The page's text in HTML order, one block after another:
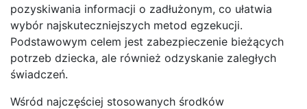
pozyskiwania informacji o zadłużonym, co ułatwia
wybór najskuteczniejszych metod egzekucji.
Podstawowym celem jest zabezpieczenie bieżących
potrzeb dziecka, ale również odzyskanie zaległych
świadczeń.
Wśród najczęściej stosowanych środków